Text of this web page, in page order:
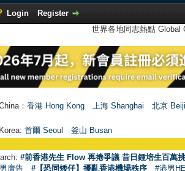
Login
Register
世界各地同志熱點
： 香港 Hong Kong 上海 Shanghai
北京
首爾 Seoul 釜山 Busan
#前香港先生 Flow 再捲爭議 昔日鍾培生百萬
廣告
#【恐同矮仔】擾亂香港機場秩序 #港男